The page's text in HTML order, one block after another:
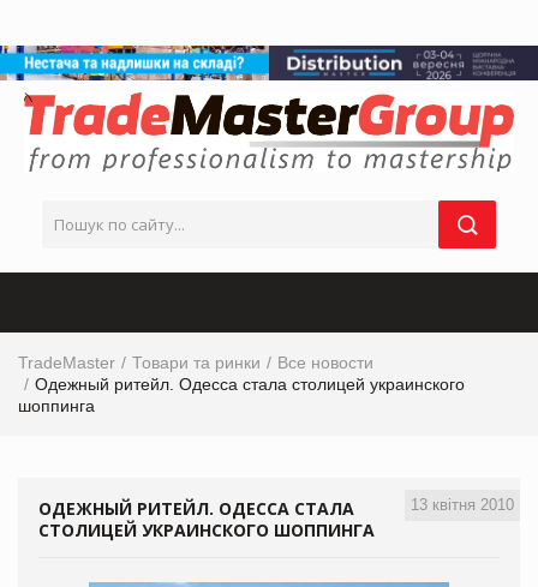
TradeMaster Товари та ринки
Все новости
Одежный ритейл. Одесса стала столицей украинского
шоппинга
13 квітня 2010
ОДЕЖНЫЙ РИТЕЙЛ. ОДЕССА СТАЛА
СТОЛИЦЕЙ УКРАИНСКОГО ШОППИНГА